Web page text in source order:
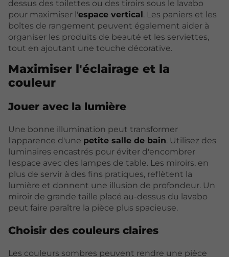
dessus des toilettes ou des tiroirs sous le lavabo
pour maximiser l'espace vertical. Les paniers et les
boîtes de rangement peuvent également aider à
organiser les produits de beauté et les serviettes,
tout en ajoutant une touche décorative.
Maximiser l'éclairage et la
couleur
Jouer avec la lumière
Une bonne illumination peut transformer
l'apparence d'une petite salle de bain. Utilisez des
luminaires encastrés pour éviter d'encombrer
l'espace avec des lampes de table. Les miroirs, en
plus de servir à des fins pratiques, reflètent la
lumière et donnent une illusion de profondeur. Un
miroir de grande taille placé au-dessus du lavabo
peut faire paraître la pièce plus spacieuse.
Choisir des couleurs claires
Les couleurs sombres peuvent rendre une pièce